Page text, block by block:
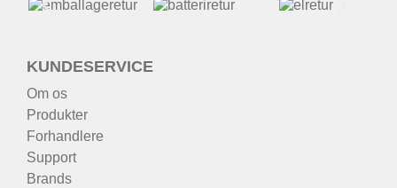
KUNDESERVICE
Om os
Produkter
Forhandlere
Support
Brands